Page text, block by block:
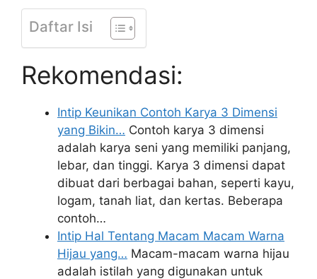
Daftar Isi
Rekomendasi:
Intip Keunikan Contoh Karya 3 Dimensi
yang Bikin… Contoh karya 3 dimensi
adalah karya seni yang memiliki panjang,
lebar, dan tinggi. Karya 3 dimensi dapat
dibuat dari berbagai bahan, seperti kayu,
logam, tanah liat, dan kertas. Beberapa
contoh…
Intip Hal Tentang Macam Macam Warna
Hijau yang… Macam-macam warna hijau
adalah istilah yang digunakan untuk